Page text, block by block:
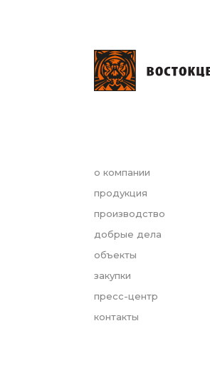
о компании
продукция
производство
добрые дела
объекты
закупки
пресс-центр
контакты